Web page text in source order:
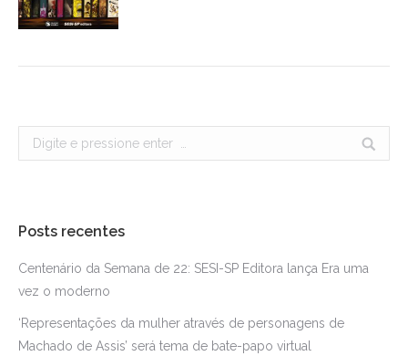
Search:
Posts recentes
Centenário da Semana de 22: SESI-SP Editora lança Era uma
vez o moderno
‘Representações da mulher através de personagens de
Machado de Assis’ será tema de bate-papo virtual